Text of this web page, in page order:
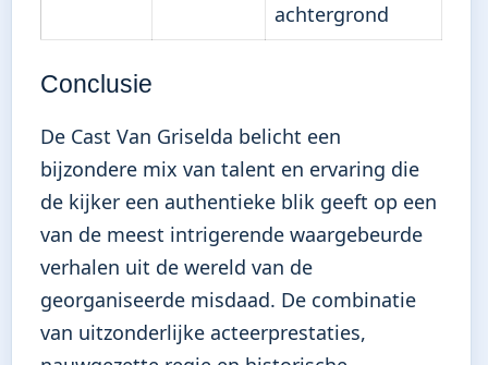
achtergrond
Conclusie
De Cast Van Griselda belicht een
bijzondere mix van talent en ervaring die
de kijker een authentieke blik geeft op een
van de meest intrigerende waargebeurde
verhalen uit de wereld van de
georganiseerde misdaad. De combinatie
van uitzonderlijke acteerprestaties,